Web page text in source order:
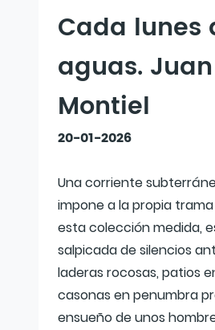
Cada lunes
aguas. Juan
Montiel
20-01-2026
Una corriente
impone a la propia
esta colección medida,
salpicada de silencios
laderas rocosas, patios
casonas en penumbra
ensueño de unos